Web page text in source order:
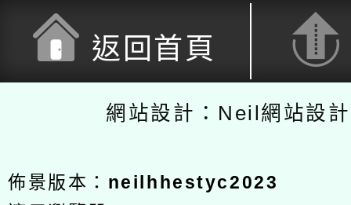
返回首頁
網站設計：Neil網站設
佈景版本： neilhhestyc2023